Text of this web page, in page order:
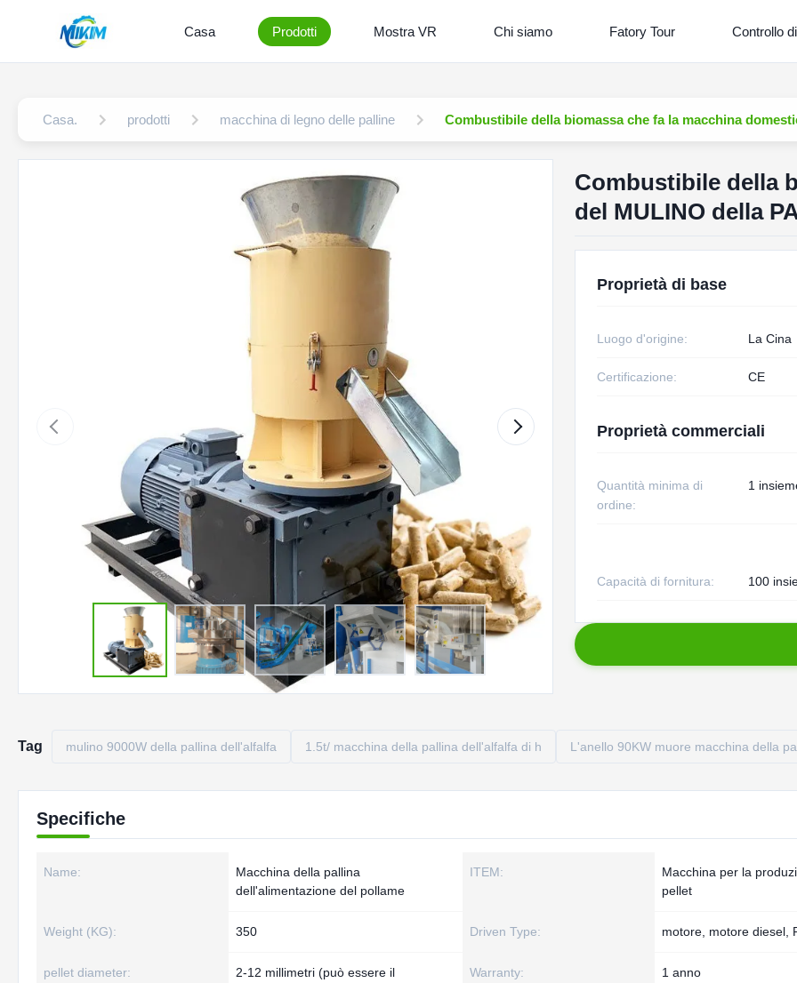
Casa Prodotti Mostra VR Chi siamo Fatory Tour Controllo
Casa. prodotti macchina di legno delle palline Combustibile della biomassa che fa la macchina
Combustibile della
del MULINO della
Proprietà di base
Luogo d'origine: La Cina
Certificazione: CE
Proprietà commerciali
Quantità minima di
ordine:
1
Capacità di fornitura: 100
Tag mulino 9000W della pallina dell'alfalfa 1.5t/ macchina della pallina dell'alfalfa di h L'anello 90KW muore macchina della
Specifiche
Name:
Macchina della pallina
dell'alimentazione del pollame
ITEM:
Macchina per la
pellet
Weight (KG): 350 Driven Type: motore, motore diesel,
pellet diameter:
2-12 millimetri (può essere il
Warranty: 1 anno